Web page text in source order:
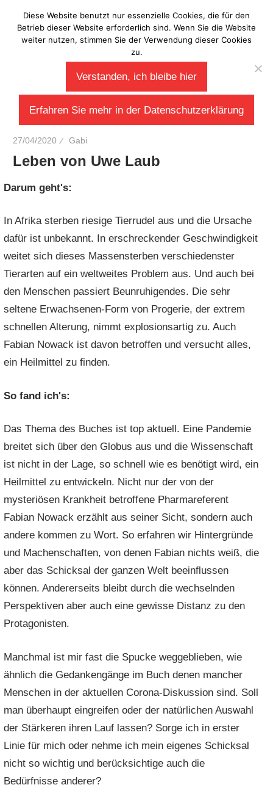
Inhalt
springen
Laberladen
27/04/2020 Gabi
Leben von Uwe Laub
Darum geht's:
In Afrika sterben riesige Tierrudel aus und die Ursache
dafür ist unbekannt. In erschreckender Geschwindigkeit
weitet sich dieses Massensterben verschiedenster
Tierarten auf ein weltweites Problem aus. Und auch bei
den Menschen passiert Beunruhigendes. Die sehr
seltene Erwachsenen-Form von Progerie, der extrem
schnellen Alterung, nimmt explosionsartig zu. Auch
Fabian Nowack ist davon betroffen und versucht alles,
ein Heilmittel zu finden.
So fand ich's:
Das Thema des Buches ist top aktuell. Eine Pandemie
breitet sich über den Globus aus und die Wissenschaft
ist nicht in der Lage, so schnell wie es benötigt wird, ein
Heilmittel zu entwickeln. Nicht nur der von der
mysteriösen Krankheit betroffene Pharmareferent
Fabian Nowack erzählt aus seiner Sicht, sondern auch
andere kommen zu Wort. So erfahren wir Hintergründe
und Machenschaften, von denen Fabian nichts weiß, die
aber das Schicksal der ganzen Welt beeinflussen
können. Andererseits bleibt durch die wechselnden
Perspektiven aber auch eine gewisse Distanz zu den
Protagonisten.
Manchmal ist mir fast die Spucke weggeblieben, wie
ähnlich die Gedankengänge im Buch denen mancher
Menschen in der aktuellen Corona-Diskussion sind. Soll
man überhaupt eingreifen oder der natürlichen Auswahl
der Stärkeren ihren Lauf lassen? Sorge ich in erster
Linie für mich oder nehme ich mein eigenes Schicksal
nicht so wichtig und berücksichtige auch die
Bedürfnisse anderer?
Diese Website benutzt nur essenzielle Cookies, die für den
Betrieb dieser Website erforderlich sind. Wenn Sie die Website
weiter nutzen, stimmen Sie der Verwendung dieser Cookies
zu.
Verstanden, ich bleibe hier
Erfahren Sie mehr in der Datenschutzerklärung